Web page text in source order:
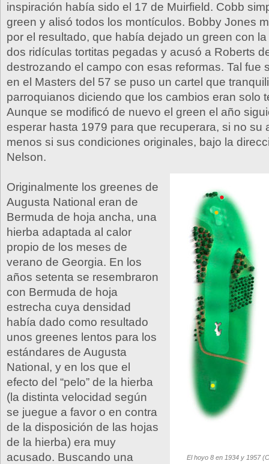
inspiración había sido el 17 de Muirfield. Cobb
green y alisó todos los montículos. Bobby Jones
por el resultado, que había dejado un green con
dos ridículas tortitas pegadas y acusó a Roberts
destrozando el campo con esas reformas. Tal fue
en el Masters del 57 se puso un cartel que
parroquianos diciendo que los cambios eran solo
Aunque se modificó de nuevo el green el año
esperar hasta 1979 para que recuperara, si no su
menos si sus condiciones originales, bajo la
Nelson.
El hoyo 8 en 1934 y 1957
Originalmente los greenes de
Augusta National eran de
Bermuda de hoja ancha, una
hierba adaptada al calor
propio de los meses de
verano de Georgia. En los
años setenta se resembraron
con Bermuda de hoja
estrecha cuya densidad
había dado como resultado
unos greenes lentos para los
estándares de Augusta
National, y en los que el
efecto del “pelo” de la hierba
(la distinta velocidad según
se juegue a favor o en contra
de la disposición de las hojas
de la hierba) era muy
acusado. Buscando una